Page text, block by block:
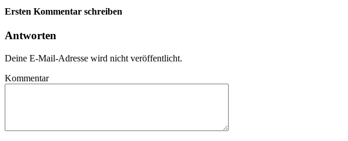
Ersten Kommentar schreiben
Antworten
Deine E-Mail-Adresse wird nicht veröffentlicht.
Kommentar